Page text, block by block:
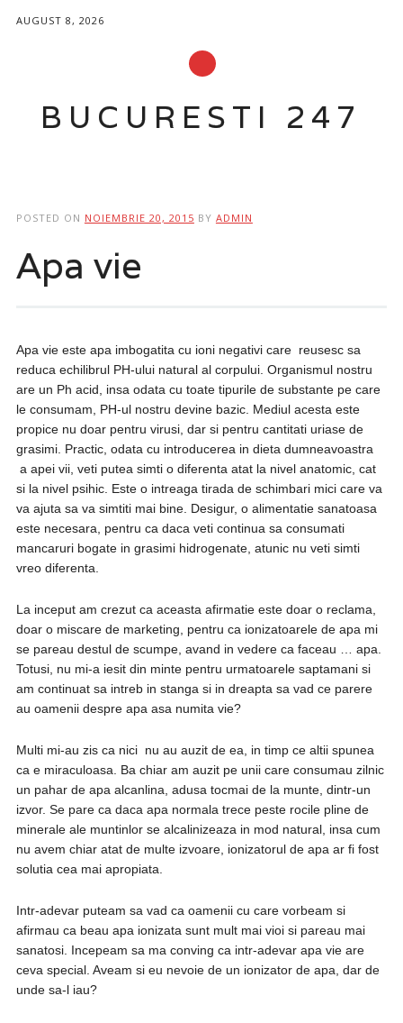
AUGUST 8, 2026
BUCURESTI 247
POSTED ON NOIEMBRIE 20, 2015 BY ADMIN
Apa vie
Apa vieeste apa imbogatita cu ioni negativi care reusesc sa
reduca echilibrul PH-ului natural al corpului. Organismul nostru
are un Ph acid, insa odata cu toate tipurile de substante pe care
le consumam, PH-ul nostru devine bazic. Mediul acesta este
propice nu doar pentru virusi, dar si pentru cantitati uriase de
grasimi. Practic, odata cu introducerea in dieta dumneavoastra
a apei vii, veti putea simti o diferenta atat la nivel anatomic, cat
si la nivel psihic. Este o intreaga tirada de schimbari mici care va
va ajuta sa va simtiti mai bine. Desigur, o alimentatie sanatoasa
este necesara, pentru ca daca veti continua sa consumati
mancaruri bogate in grasimi hidrogenate, atunic nu veti simti
vreo diferenta.
La inceput am crezut ca aceasta afirmatie este doar o reclama,
doar o miscare de marketing, pentru ca ionizatoarele de apa mi
se pareau destul de scumpe, avand in vedere ca faceau … apa.
Totusi, nu mi-a iesit din minte pentru urmatoarele saptamani si
am continuat sa intreb in stanga si in dreapta sa vad ce parere
au oamenii despre apa asa numita vie?
Multi mi-au zis ca nici nu au auzit de ea, in timp ce altii spunea
ca e miraculoasa. Ba chiar am auzit pe unii care consumau zilnic
un pahar de apa alcanlina, adusa tocmai de la munte, dintr-un
izvor. Se pare ca daca apa normala trece peste rocile pline de
minerale ale muntinlor se alcalinizeaza in mod natural, insa cum
nu avem chiar atat de multe izvoare, ionizatorul de apa ar fi fost
solutia cea mai apropiata.
Intr-adevar puteam sa vad ca oamenii cu care vorbeam si
afirmau ca beau apa ionizata sunt mult mai vioi si pareau mai
sanatosi. Incepeam sa ma conving ca intr-adevar apa vie are
ceva special. Aveam si eu nevoie de un ionizator de apa, dar de
unde sa-l iau?